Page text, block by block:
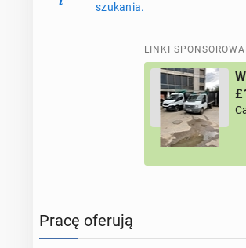
szukania.
LINKI
Pracę oferują